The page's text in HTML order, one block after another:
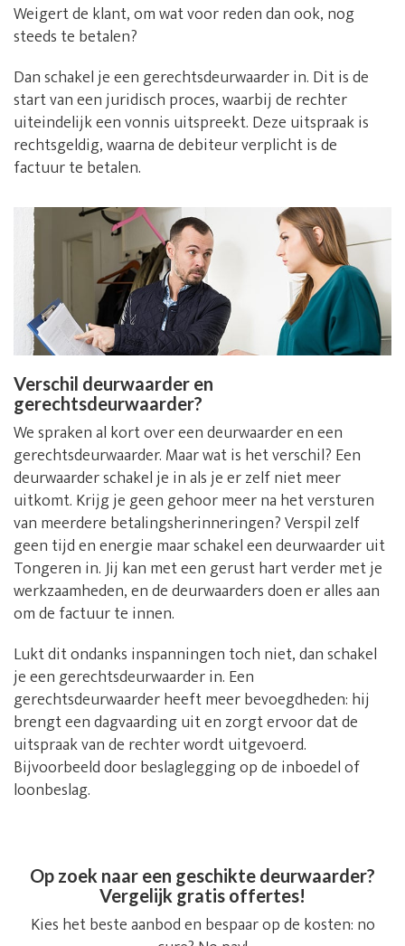
Weigert de klant, om wat voor reden dan ook, nog
steeds te betalen?
Dan schakel je een gerechtsdeurwaarder in. Dit is de
start van een juridisch proces, waarbij de rechter
uiteindelijk een vonnis uitspreekt. Deze uitspraak is
rechtsgeldig, waarna de debiteur verplicht is de
factuur te betalen.
Verschil deurwaarder en
gerechtsdeurwaarder?
We spraken al kort over een deurwaarder en een
gerechtsdeurwaarder. Maar wat is het verschil? Een
deurwaarder schakel je in als je er zelf niet meer
uitkomt. Krijg je geen gehoor meer na het versturen
van meerdere betalingsherinneringen? Verspil zelf
geen tijd en energie maar schakel een deurwaarder uit
Tongeren in. Jij kan met een gerust hart verder met je
werkzaamheden, en de deurwaarders doen er alles aan
om de factuur te innen.
Lukt dit ondanks inspanningen toch niet, dan schakel
je een gerechtsdeurwaarder in. Een
gerechtsdeurwaarder heeft meer bevoegdheden: hij
brengt een dagvaarding uit en zorgt ervoor dat de
uitspraak van de rechter wordt uitgevoerd.
Bijvoorbeeld door beslaglegging op de inboedel of
loonbeslag.
Op zoek naar een geschikte deurwaarder?
Vergelijk gratis offertes!
Kies het beste aanbod en bespaar op de kosten: no